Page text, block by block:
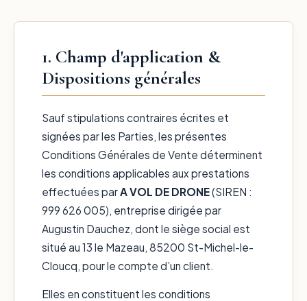
1. Champ d'application &
Dispositions générales
Sauf stipulations contraires écrites et
signées par les Parties, les présentes
Conditions Générales de Vente déterminent
les conditions applicables aux prestations
effectuées parA VOL DE DRONE(SIREN :
999 626 005), entreprise dirigée par
Augustin Dauchez, dont le siège social est
situé au 13 le Mazeau, 85200 St-Michel-le-
Cloucq, pour le compte d’un client.
Elles en constituent les conditions